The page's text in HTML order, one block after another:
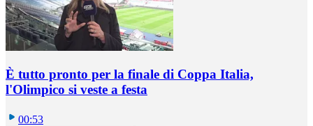
È tutto pronto per la finale di Coppa Italia,
l'Olimpico si veste a festa
00:53